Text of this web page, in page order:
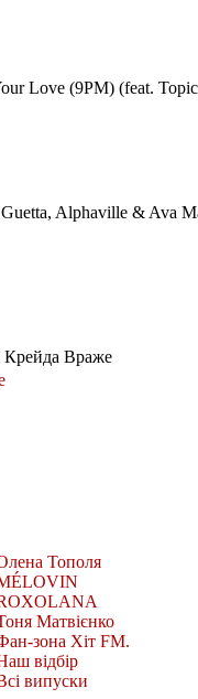
Love (9PM) (feat.
Alphaville & Ava
Враже
Тополя
Матвієнко
зона Хіт FM.
відбір
випуски